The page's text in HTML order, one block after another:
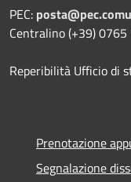
PEC:
Centralino (+39)
Reperibilità Ufficio di
Prenotazione
Segnalazione